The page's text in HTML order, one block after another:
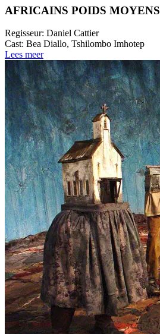
AFRICAINS POIDS MOYENS
Regisseur: Daniel Cattier
Cast: Bea Diallo, Tshilombo Imhotep
Lees meer